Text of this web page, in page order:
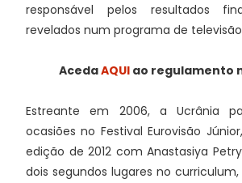
responsável pelos resultados
revelados num programa de
AcedaAQUI ao regulamento
Estreante em 2006, a Ucrânia
ocasiões no Festival Eurovisão
edição de 2012 com Anastasiya
dois segundos lugares no curriculum,